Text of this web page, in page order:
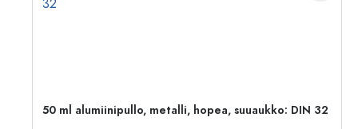
50 ml alumiinipullo, metalli, hopea, suuaukko: DIN 32